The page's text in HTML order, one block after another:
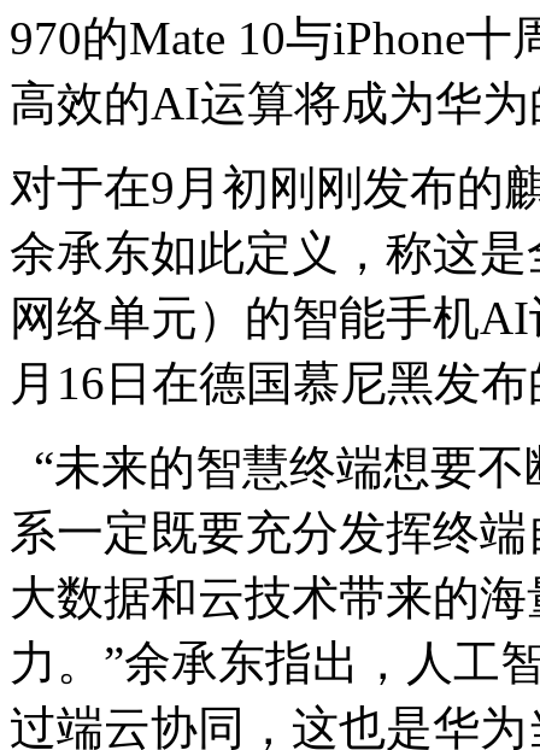
970的Mate 10与iPhone
高效的AI运算将成为华
对于在9月初刚刚发布的
余承东如此定义，称这
网络单元）的智能手机
月16日在德国慕尼黑发
“未来的智慧终端想要
系一定既要充分发挥终
大数据和云技术带来的
力。”余承东指出，人工
过端云协同，这也是华